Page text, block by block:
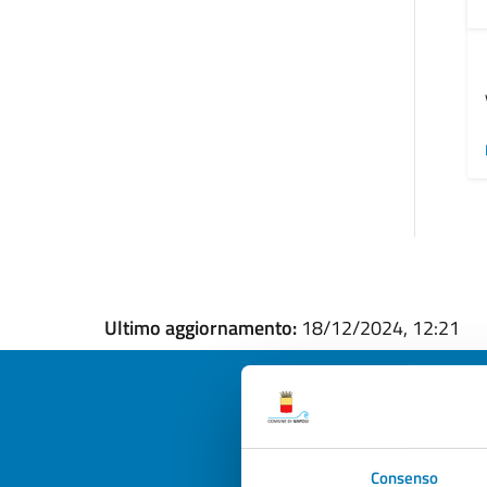
Consenso
Ultimo aggiornamento: 18/12/2024, 12:21